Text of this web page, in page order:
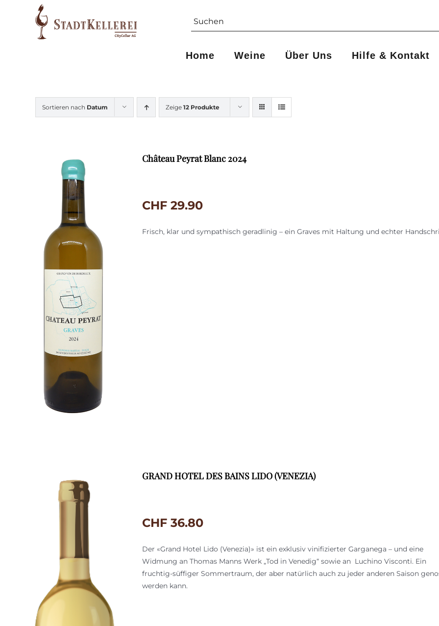
Suche
nach:
Home Weine Über Uns Hilfe & Kontakt
Sortieren nach Datum Zeige 12 Produkte
Château Peyrat Blanc 2024
CHF 29.90
Frisch, klar und sympathisch geradlinig – ein Graves mit Haltung und echter
GRAND HOTEL DES BAINS LIDO (VENEZIA)
CHF 36.80
Der «Grand Hotel Lido (Venezia)» ist ein exklusiv vinifizierter Garganega – und eine
Widmung an Thomas Manns Werk „Tod in Venedig“ sowie an Luchino Visconti. Ein
fruchtig-süffiger Sommertraum, der aber natürlich auch zu jeder anderen Saison
werden kann.